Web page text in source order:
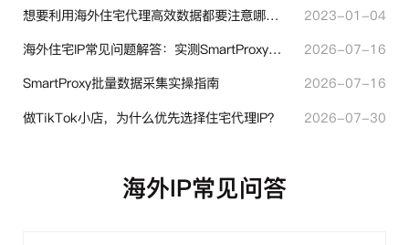
想要利用海外住宅代理高效数据都要注意哪些地方？
2023-01-04
海外住宅IP常见问题解答：实测SmartProxy使用经验分享
2026-07-16
SmartProxy批量数据采集实操指南
2026-07-16
做TikTok小店，为什么优先选择住宅代理IP？
2026-07-30
海外IP常见问答